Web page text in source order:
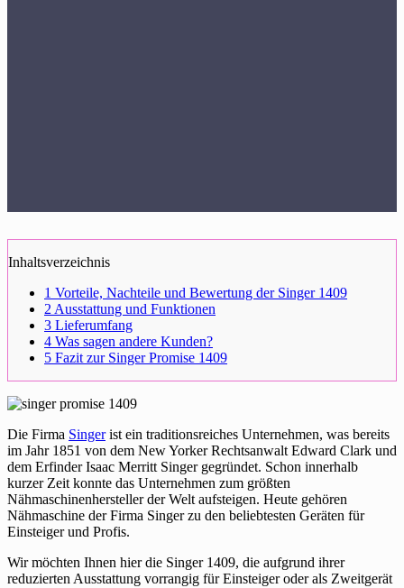
Inhaltsverzeichnis
1 Vorteile, Nachteile und Bewertung der Singer 1409
2 Ausstattung und Funktionen
3 Lieferumfang
4 Was sagen andere Kunden?
5 Fazit zur Singer Promise 1409
Die Firma Singerist ein traditionsreiches Unternehmen, was bereits
im Jahr 1851 von dem New Yorker Rechtsanwalt Edward Clark und
dem Erfinder Isaac Merritt Singer gegründet. Schon innerhalb
kurzer Zeit konnte das Unternehmen zum größten
Nähmaschinenhersteller der Welt aufsteigen. Heute gehören
Nähmaschine der Firma Singer zu den beliebtesten Geräten für
Einsteiger und Profis.
Wir möchten Ihnen hier die Singer 1409, die aufgrund ihrer
reduzierten Ausstattung vorrangig für Einsteiger oder als Zweitgerät